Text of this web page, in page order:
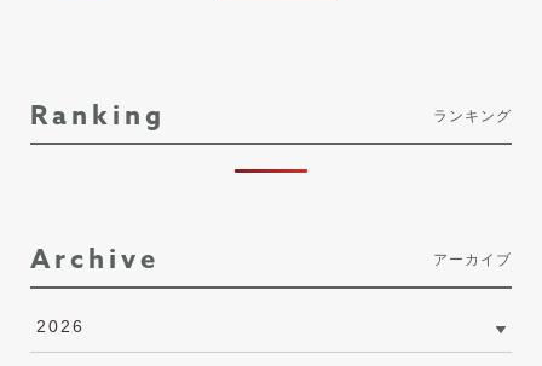
Ranking ランキング
Archive アーカイブ
2026